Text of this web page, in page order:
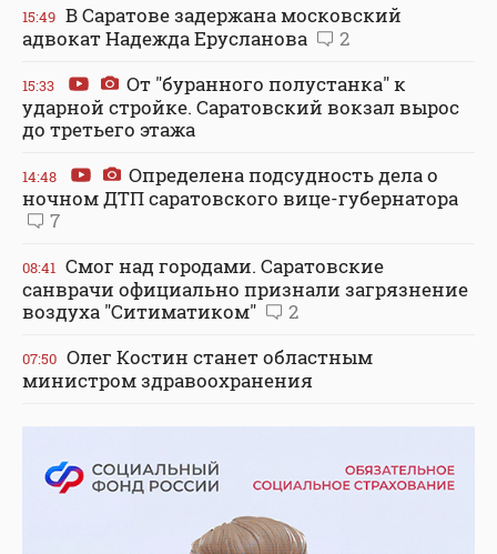
15:49 В Саратове задержана московский
адвокат Надежда Ерусланова
2
15:33
От "буранного полустанка" к
ударной стройке. Саратовский вокзал вырос
до третьего этажа
14:48
Определена подсудность дела о
ночном ДТП саратовского вице-губернатора
7
08:41 Смог над городами. Саратовские
санврачи официально признали загрязнение
воздуха "Ситиматиком"
2
07:50 Олег Костин станет областным
министром здравоохранения